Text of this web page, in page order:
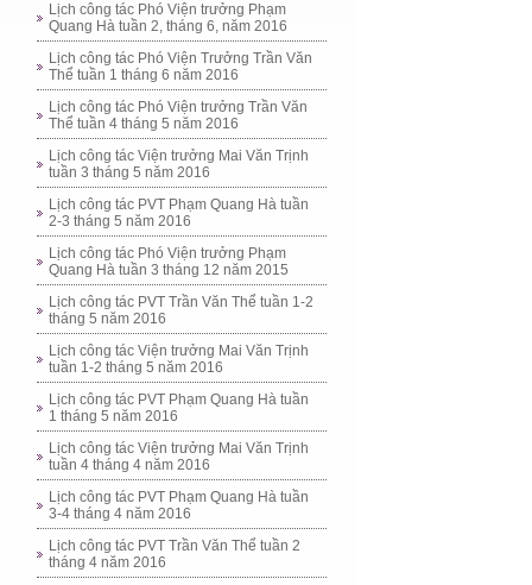
Lịch công tác Phó Viện trưởng Phạm
Quang Hà tuần 2, tháng 6, năm 2016
Lịch công tác Phó Viện Trưởng Trần Văn
Thể tuần 1 tháng 6 năm 2016
Lịch công tác Phó Viện trưởng Trần Văn
Thể tuần 4 tháng 5 năm 2016
Lịch công tác Viện trưởng Mai Văn Trịnh
tuần 3 tháng 5 năm 2016
Lịch công tác PVT Phạm Quang Hà tuần
2-3 tháng 5 năm 2016
Lịch công tác Phó Viện trưởng Phạm
Quang Hà tuần 3 tháng 12 năm 2015
Lịch công tác PVT Trần Văn Thể tuần 1-2
tháng 5 năm 2016
Lịch công tác Viện trưởng Mai Văn Trịnh
tuần 1-2 tháng 5 năm 2016
Lịch công tác PVT Phạm Quang Hà tuần
1 tháng 5 năm 2016
Lịch công tác Viện trưởng Mai Văn Trịnh
tuần 4 tháng 4 năm 2016
Lịch công tác PVT Phạm Quang Hà tuần
3-4 tháng 4 năm 2016
Lịch công tác PVT Trần Văn Thể tuần 2
tháng 4 năm 2016